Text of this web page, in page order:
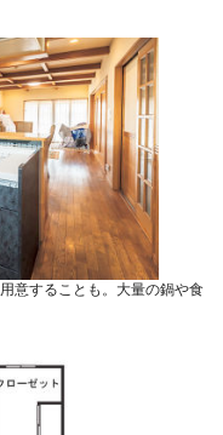
意することも。大量の鍋や食